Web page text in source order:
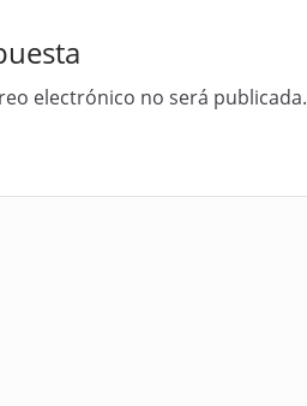
electrónico no será publicada.